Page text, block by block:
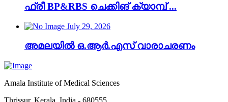
ഫ്രീ BP&RBS ചെക്കിങ് ക്യാമ്പ് ...
July 29, 2026
അമലയിൽ ഒ.ആർ.എസ് വാരാചരണം
Amala Institute of Medical Sciences
Thrissur, Kerala, India - 680555